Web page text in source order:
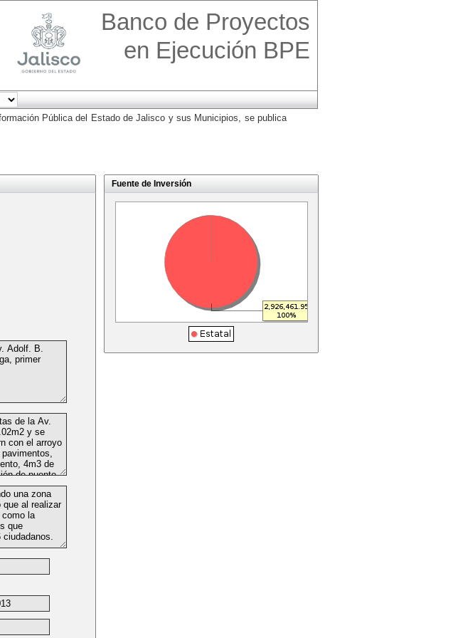
Banco de Proyectos
en Ejecución BPE
Pública del Estado de Jalisco y sus Municipios, se publica
Fuente de Inversión